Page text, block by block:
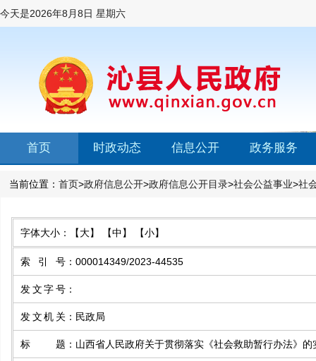
今天是2026年8月8日 星期六
首页 时政动态 信息公开 政务服务
当前位置： 首页>政府信息公开>政府信息公开目录>社会公益事业>社
字体大小： 【大】 【中】 【小】
索引号 ： 000014349/2023-44535
发文字号 ：
发文机关 ： 民政局
标题 ： 山西省人民政府关于贯彻落实《社会救助暂行办法》的